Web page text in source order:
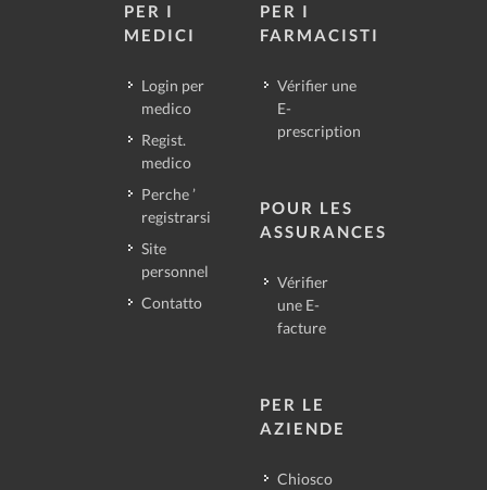
PER I
MEDICI
Login per
medico
Regist.
medico
Perche ’
registrarsi
Site
personnel
Contatto
PER I
FARMACISTI
Vérifier une
E-
prescription
POUR LES
ASSURANCES
Vérifier
une E-
facture
PER LE
AZIENDE
Chiosco